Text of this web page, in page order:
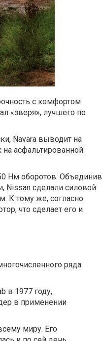
с комфортом
«зверя», лучшего по
Navara выводит на
асфальтированной
Нм оборотов. Объединив
Nissan сделали силовой
К тому же, согласно
что сделает его и
ряда
в 1977 году,
в применении
миру. Его